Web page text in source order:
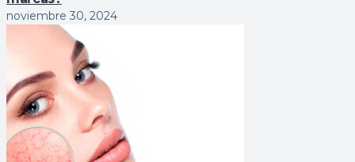
noviembre 30, 2024